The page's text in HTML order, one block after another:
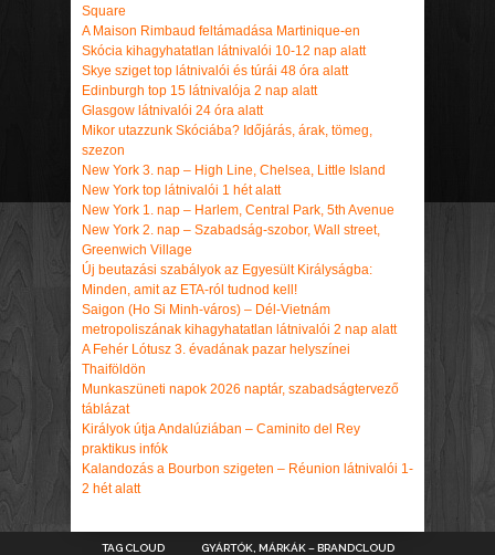
Square
A Maison Rimbaud feltámadása Martinique-en
Skócia kihagyhatatlan látnivalói 10-12 nap alatt
Skye sziget top látnivalói és túrái 48 óra alatt
Edinburgh top 15 látnivalója 2 nap alatt
Glasgow látnivalói 24 óra alatt
Mikor utazzunk Skóciába? Időjárás, árak, tömeg,
szezon
New York 3. nap – High Line, Chelsea, Little Island
New York top látnivalói 1 hét alatt
New York 1. nap – Harlem, Central Park, 5th Avenue
New York 2. nap – Szabadság-szobor, Wall street,
Greenwich Village
Új beutazási szabályok az Egyesült Királyságba:
Minden, amit az ETA-ról tudnod kell!
Saigon (Ho Si Minh-város) – Dél-Vietnám
metropoliszának kihagyhatatlan látnivalói 2 nap alatt
A Fehér Lótusz 3. évadának pazar helyszínei
Thaiföldön
Munkaszüneti napok 2026 naptár, szabadságtervező
táblázat
Királyok útja Andalúziában – Caminito del Rey
praktikus infók
Kalandozás a Bourbon szigeten – Réunion látnivalói 1-
2 hét alatt
TAG CLOUD GYÁRTÓK, MÁRKÁK – BRANDCLOUD